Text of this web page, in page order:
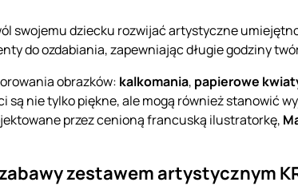
swojemu dziecku rozwijać artystyczne
do ozdabiania, zapewniając długie godziny
obrazków: kalkomania, papierowe
są nie tylko piękne, ale mogą również stanowić
przez cenioną francuską ilustratorkę,
zestawem artystycznym